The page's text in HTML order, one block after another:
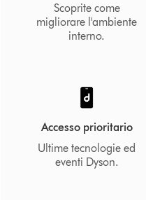
Scoprite come
migliorare l'ambiente
interno.
Accesso prioritario
Ultime tecnologie ed
eventi Dyson.